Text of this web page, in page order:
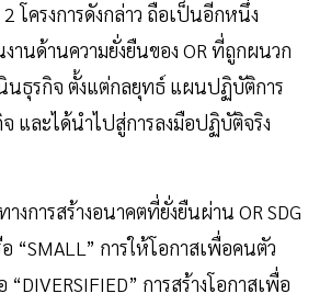
โครงการดังกล่าว ถือเป็นอีกหนึ่ง
งานด้านความยั่งยืนของ OR ที่ถูกผนวก
นธุรกิจ ตั้งแต่กลยุทธ์ แผนปฏิบัติการ
และได้นำไปสู่การลงมือปฏิบัติจริง
งการสร้างอนาคตที่ยั่งยืนผ่าน OR SDG
“SMALL” การให้โอกาสเพื่อคนตัว
“DIVERSIFIED” การสร้างโอกาสเพื่อ